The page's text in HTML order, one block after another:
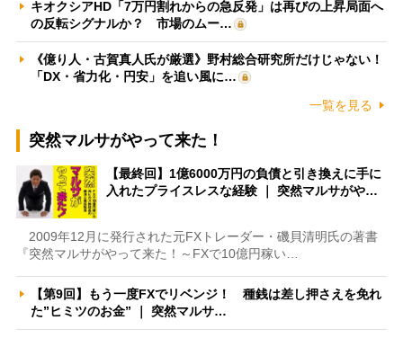
キオクシアHD「7万円割れからの急反発」は再びの上昇局面へ
の反転シグナルか？ 市場のムー…
《億り人・古賀真人氏が厳選》野村総合研究所だけじゃない！
「DX・省力化・円安」を追い風に…
一覧を見る
突然マルサがやって来た！
【最終回】1億6000万円の負債と引き換えに手に
入れたプライスレスな経験 ｜ 突然マルサがや…
2009年12月に発行された元FXトレーダー・磯貝清明氏の著書
『突然マルサがやって来た！～FXで10億円稼い…
【第9回】もう一度FXでリベンジ！ 種銭は差し押さえを免れ
た”ヒミツのお金” ｜ 突然マルサ…